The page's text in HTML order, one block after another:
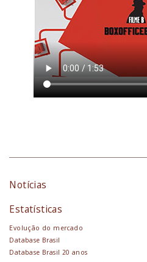
Notícias
Estatísticas
Evolução do mercado
Database Brasil
Database Brasil 20 anos